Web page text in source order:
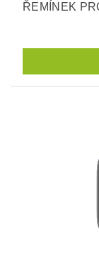
ŘEMÍNEK